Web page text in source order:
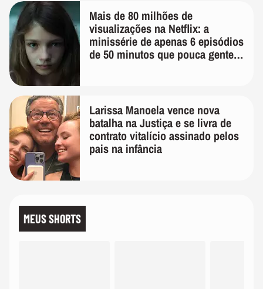
Mais de 80 milhões de
visualizações na Netflix: a
minissérie de apenas 6 episódios
de 50 minutos que pouca gente
Larissa Manoela vence nova
batalha na Justiça e se livra de
contrato vitalício assinado pelos
pais na infância
MEUS SHORTS